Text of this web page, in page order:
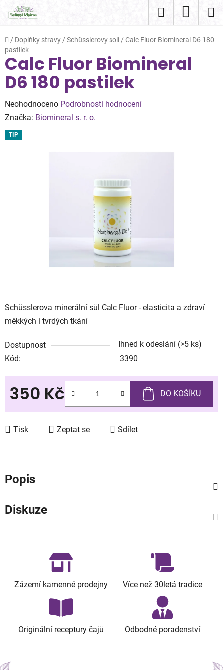
obsah
Hledat
KOŠÍK
Domů
/ Doplňky stravy / Schüsslerovy soli / Calc Fluor Biomineral D6 180
pastilek
Schüsslerova minerální sůl Calc Fluor - elasticita a zdraví
měkkých i tvrdých tkání
Dostupnost Ihned k odeslání (>5 ks)
Kód:
3390
350 Kč DO KOŠÍKU
Tisk Zeptat se Sdílet
Calc Fluor Biomineral
D6 180 pastilek
Průměrné
hodnocení
produktu
Neohodnoceno Podrobnosti hodnocení
Značka: Biomineral s. r. o.
TIP
Popis
Diskuze
Zázemí kamenné prodejny Více než 30letá tradice
Originální receptury čajů Odbodné poradenství